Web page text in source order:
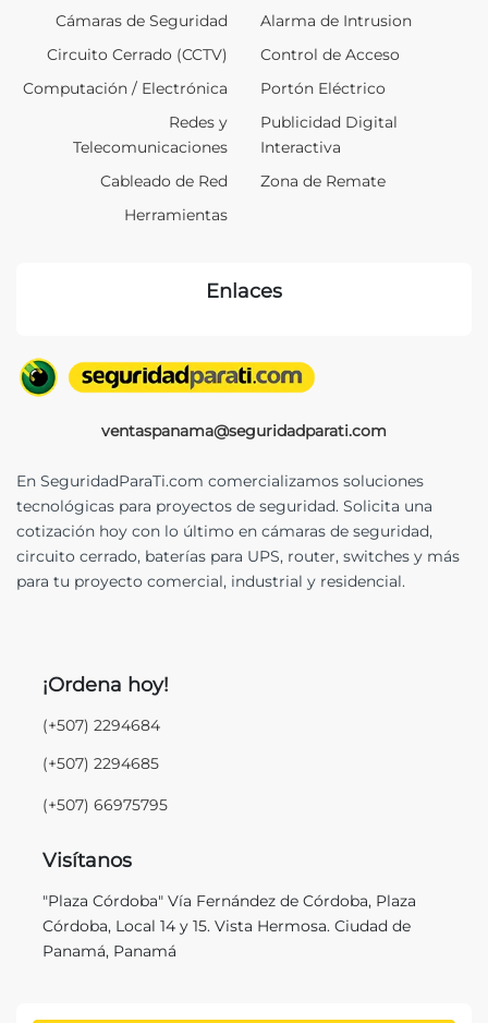
ventaspanama@seguridadparati.com
En SeguridadParaTi.com comercializamos soluciones
tecnológicas para proyectos de seguridad. Solicita una
cotización hoy con lo último en cámaras de seguridad,
circuito cerrado, baterías para UPS, router, switches y más
para tu proyecto comercial, industrial y residencial.
¡Ordena hoy!
(+507) 2294684
(+507) 2294685
(+507) 66975795
Visítanos
"Plaza Córdoba" Vía Fernández de Córdoba, Plaza
Córdoba, Local 14 y 15. Vista Hermosa. Ciudad de
Panamá, Panamá
Cámaras de Seguridad
Circuito Cerrado (CCTV)
Computación / Electrónica
Redes y
Telecomunicaciones
Cableado de Red
Herramientas
Alarma de Intrusion
Control de Acceso
Portón Eléctrico
Publicidad Digital
Interactiva
Zona de Remate
Enlaces